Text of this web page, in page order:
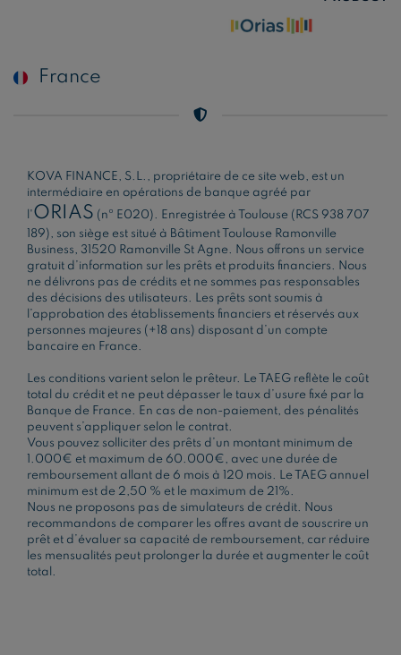
France
KOVA FINANCE, S.L., propriétaire de ce site web, est un
intermédiaire en opérations de banque agréé par
l'ORIAS (nº E020). Enregistrée à Toulouse (RCS 938 707
189), son siège est situé à Bâtiment Toulouse Ramonville
Business, 31520 Ramonville St Agne. Nous offrons un service
gratuit d’information sur les prêts et produits financiers. Nous
ne délivrons pas de crédits et ne sommes pas responsables
des décisions des utilisateurs. Les prêts sont soumis à
l’approbation des établissements financiers et réservés aux
personnes majeures (+18 ans) disposant d’un compte
bancaire en France.
Les conditions varient selon le prêteur. Le TAEG reflète le coût
total du crédit et ne peut dépasser le taux d’usure fixé par la
Banque de France. En cas de non-paiement, des pénalités
peuvent s’appliquer selon le contrat.
Vous pouvez solliciter des prêts d’un montant minimum de
1.000€ et maximum de 60.000€, avec une durée de
remboursement allant de 6 mois à 120 mois. Le TAEG annuel
minimum est de 2,50 % et le maximum de 21%.
Nous ne proposons pas de simulateurs de crédit. Nous
recommandons de comparer les offres avant de souscrire un
prêt et d’évaluer sa capacité de remboursement, car réduire
les mensualités peut prolonger la durée et augmenter le coût
total.